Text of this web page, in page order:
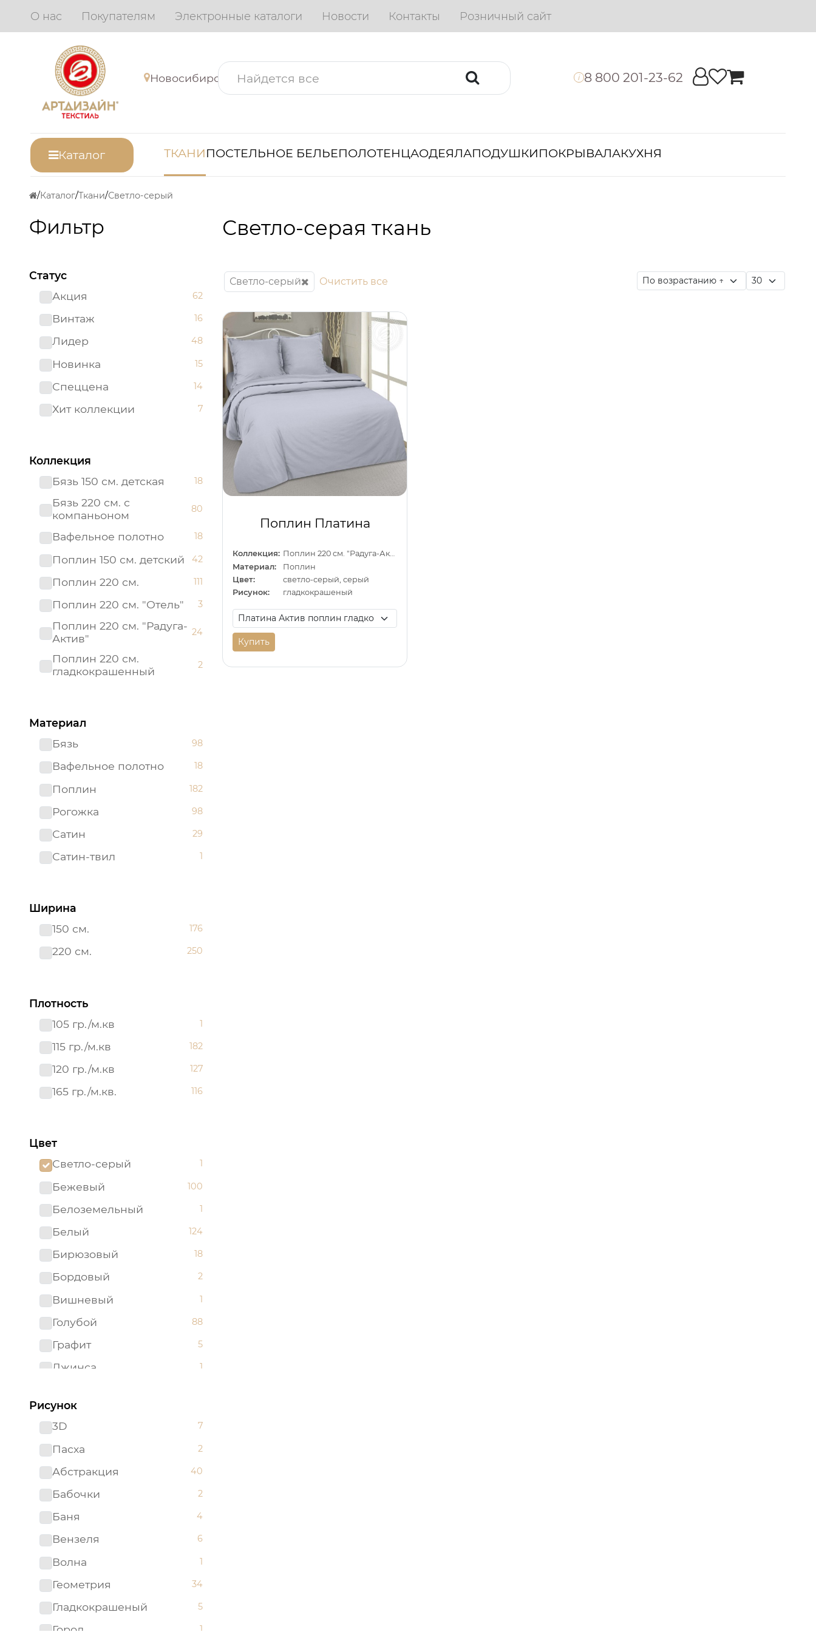
О нас Покупателям Электронные каталоги Новости Контакты Розничный сайт
Новосибирск i 8 800 201-23-62
Каталог ТКАНИПОСТЕЛЬНОЕ БЕЛЬЕПОЛОТЕНЦАОДЕЯЛАПОДУШКИПОКРЫВАЛАКУХНЯ
Каталог Ткани Светло-серый
Фильтр
Статус
Акция
62
Винтаж 16
Лидер 48
Новинка 15
Спеццена 14
Хит коллекции 7
Коллекция
Бязь 150 см. детская
18
Бязь 220 см. с
компаньоном
80
Вафельное полотно 18
Поплин 150 см. детский 42
Поплин 220 см. 111
Поплин 220 см. "Отель" 3
Поплин 220 см. "Радуга-
Актив"
24
Поплин 220 см.
гладкокрашенный
2
Рогожка 150 см.
Сатин 220 см 19
Сатин 220 см.
гладкокрашенный
9
Сатин-твил 220 см 1
Материал
Бязь
98
Вафельное полотно 18
Поплин 182
Рогожка 98
Сатин 29
Сатин-твил 1
Ширина
150 см.
176
220 см. 250
Плотность
105 гр./м.кв
1
115 гр./м.кв 182
120 гр./м.кв 127
165 гр./м.кв. 116
Цвет
Светло-серый
1
Бежевый 100
Белоземельный 1
Белый 124
Бирюзовый 18
Бордовый 2
Вишневый 1
Голубой 88
Графит 5
Джинса 1
Зеленый
Золотистый
Золотой
Изумрудный
Капучино
Коричневый
Красный
Ментоловый
Мятный
Оливковый
Рисунок
3D
7
Пасха 2
Абстракция 40
Бабочки 2
Баня 4
Вензеля 6
Волна 1
Геометрия 34
Гладкокрашеный 5
Город 1
Светло-серая ткань
Светло-серый Очистить все
Поплин Платина
Коллекция:
Поплин 220 см. "Радуга-Актив"
Материал:
Поплин
Цвет:
светло-серый, серый
Рисунок:
гладкокрашеный
Купить